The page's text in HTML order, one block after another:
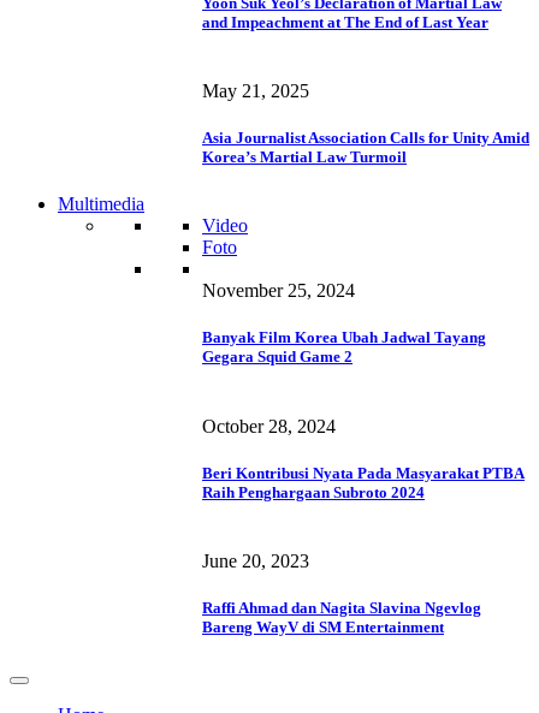
and Impeachment at The End of Last Year
May 21, 2025
Asia Journalist Association Calls for Unity Amid
Korea’s Martial Law Turmoil
Multimedia
Video
Foto
November 25, 2024
Banyak Film Korea Ubah Jadwal Tayang
Gegara Squid Game 2
October 28, 2024
Beri Kontribusi Nyata Pada Masyarakat PTBA
Raih Penghargaan Subroto 2024
June 20, 2023
Raffi Ahmad dan Nagita Slavina Ngevlog
Bareng WayV di SM Entertainment